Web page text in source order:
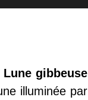
Lune gibbeuse
illuminée par